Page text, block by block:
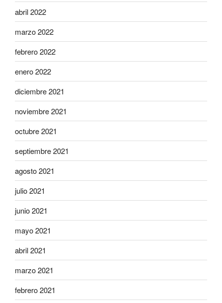
abril 2022
marzo 2022
febrero 2022
enero 2022
diciembre 2021
noviembre 2021
octubre 2021
septiembre 2021
agosto 2021
julio 2021
junio 2021
mayo 2021
abril 2021
marzo 2021
febrero 2021